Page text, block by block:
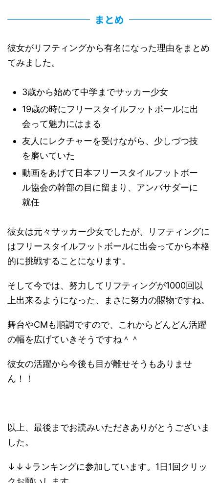
まとめ
彼女がリフティングから有名になった理由をまとめ
てみました。
3歳から始めて中学までサッカー少女
19歳の時にフリースタイルフットボールに出
会って魅力にはまる
友人にレクチャーを受けながら、少しづつ技
を磨いていた
動画をあげて日本フリースタイルフットボー
ル協会の幹部の目に留まり、アンバサダーに
就任
彼女は元々サッカー少女でしたが、リフティングに
はフリースタイルフットボールに出会ってから本格
的に挑戦することになります。
そして今では、努力してリフティングが1000回以
上出来るようになった、まさに努力の賜物ですね。
舞台やCMも順調ですので、これからどんどん活躍
の幅を広げていきそうですね＾＾
彼女の活躍から今後も目が離せそうもありませ
ん！！
以上、最後までお読みいただきありがとうございま
した。
↓↓↓ランキングに参加しています。1日1回クリッ